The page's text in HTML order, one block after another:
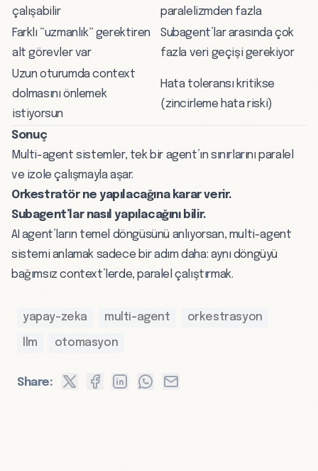
çalışabilir
paralelizmden fazla
Farklı “uzmanlık” gerektiren
alt görevler var
Subagent’lar arasında çok
fazla veri geçişi gerekiyor
Uzun oturumda context
dolmasını önlemek
istiyorsun
Hata toleransı kritikse
(zincirleme hata riski)
Sonuç
Multi-agent sistemler, tek bir agent’ın sınırlarını paralel
ve izole çalışmayla aşar.
Orkestratör ne yapılacağına karar verir.
Subagent’lar nasıl yapılacağını bilir.
AI agent’ların temel döngüsünü anlıyorsan, multi-agent
sistemi anlamak sadece bir adım daha: aynı döngüyü
bağımsız context’lerde, paralel çalıştırmak.
yapay-zeka multi-agent orkestrasyon
llm otomasyon
Share: